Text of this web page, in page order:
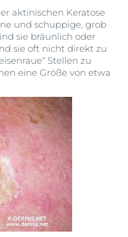
aktinischen Keratose
und schuppige, grob
sie bräunlich oder
sie oft nicht direkt zu
Stellen zu
eine Größe von etwa